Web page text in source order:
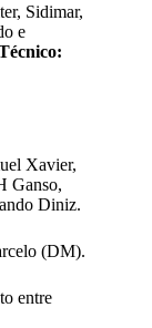
Sidimar,
e
Xavier,
Ganso,
Diniz.
(DM).
entre